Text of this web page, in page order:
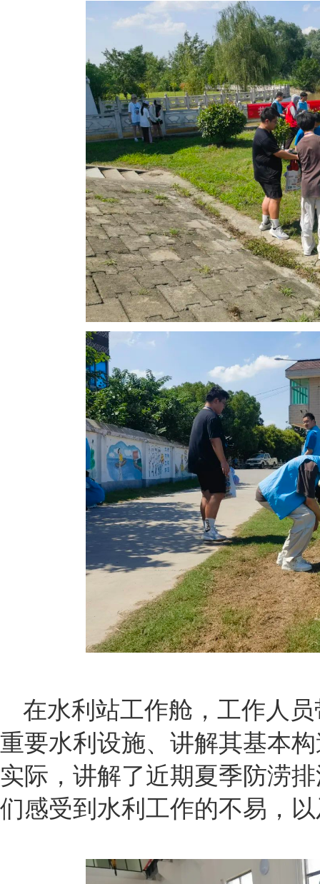
在水利站工作舱，工作人
重要水利设施、讲解其基本
实际，讲解了近期夏季防涝
们感受到水利工作的不易，